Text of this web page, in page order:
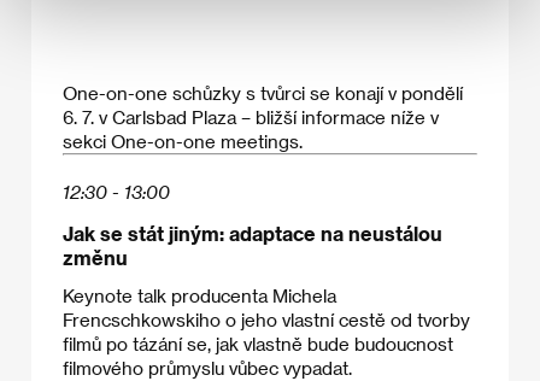
One-on-one schůzky s tvůrci se konají v pondělí
6. 7. v Carlsbad Plaza – bližší informace níže v
sekci One-on-one meetings.
12:30 - 13:00
Jak se stát jiným: adaptace na neustálou
změnu
Keynote talk producenta Michela
Frencschkowskiho o jeho vlastní cestě od tvorby
filmů po tázání se, jak vlastně bude budoucnost
filmového průmyslu vůbec vypadat.